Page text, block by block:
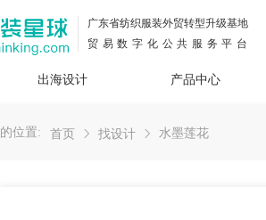
广东省纺织服装外贸转型升级基地
贸易数字化公共服务平台
出海设计 产品中心
位置: 首页 找设计 水墨莲花